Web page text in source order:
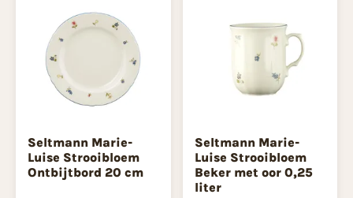
Seltmann Marie-
Luise Strooibloem
Ontbijtbord 20 cm
Seltmann Marie-
Luise Strooibloem
Beker met oor 0,25
liter